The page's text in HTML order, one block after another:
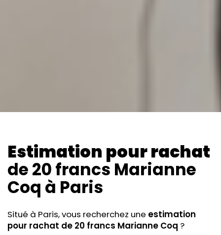
Estimation pour rachat
de 20 francs Marianne
Coq à Paris
Situé à Paris, vous recherchez une estimation
pour rachat de 20 francs Marianne Coq ?